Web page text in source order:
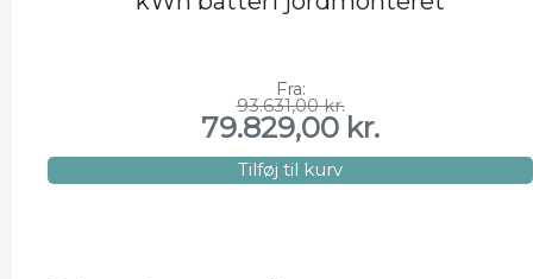
Fra:
93.631,00kr.
Den
oprindelige
pris
var:
93.631,00 kr..
79.829,00 kr.
Den
aktuelle
pris
er:
79.829,00 kr..
Tilføj til kurv